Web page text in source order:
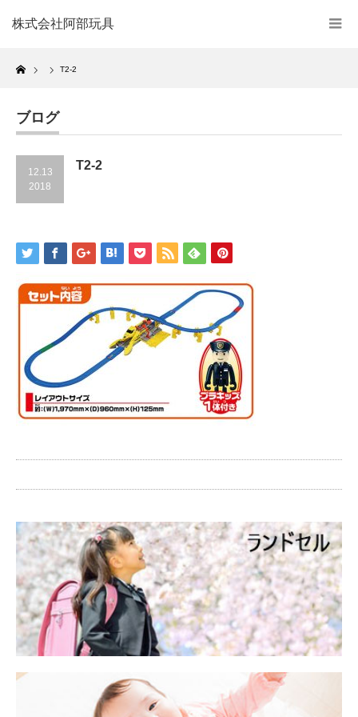
株式会社阿部玩具
Home
T2-2
ブログ
12.13
2018
T2-2